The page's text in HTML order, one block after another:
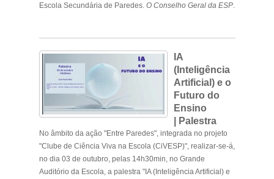
Escola Secundária de Paredes. O Conselho Geral da ESP.
IA
(Inteligência
Artificial) e o
Futuro do
Ensino
Palestra
No âmbito da ação "Entre Paredes", integrada no projeto
"Clube de Ciência Viva na Escola (CiVESP)", realizar-se-á,
no dia 03 de outubro, pelas 14h30min, no Grande
Auditório da Escola, a palestra "IA (Inteligência Artificial) e